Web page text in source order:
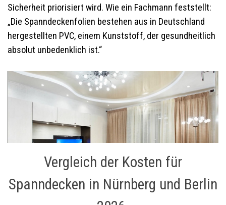
Sicherheit priorisiert wird. Wie ein Fachmann feststellt:
„Die Spanndeckenfolien bestehen aus in Deutschland
hergestellten PVC, einem Kunststoff, der gesundheitlich
absolut unbedenklich ist.“
Vergleich der Kosten für
Spanndecken in Nürnberg und Berlin